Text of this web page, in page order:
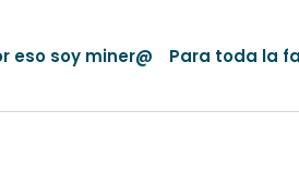
eso soy miner@ Para toda la